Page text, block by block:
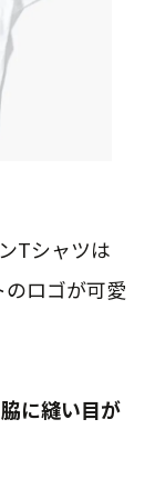
Tシャツは
ロゴが可愛
に縫い目が